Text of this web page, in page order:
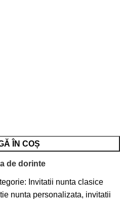
ÎN COȘ
de dorinte
Invitatii nunta clasice
nunta personalizata, invitatii